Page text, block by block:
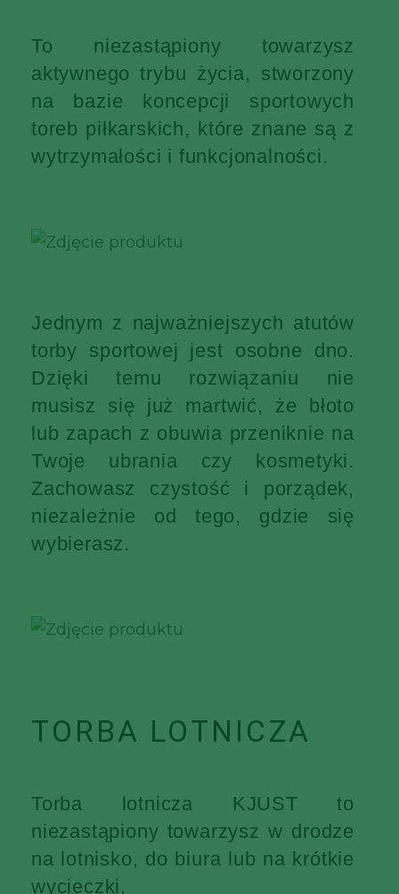
To niezastąpiony towarzysz
aktywnego trybu życia, stworzony
na bazie koncepcji sportowych
toreb piłkarskich, które znane są z
wytrzymałości i funkcjonalności.
Jednym z najważniejszych atutów
torby sportowej jest osobne dno.
Dzięki temu rozwiązaniu nie
musisz się już martwić, że błoto
lub zapach z obuwia przeniknie na
Twoje ubrania czy kosmetyki.
Zachowasz czystość i porządek,
niezależnie od tego, gdzie się
wybierasz.
TORBA LOTNICZA
Torba lotnicza KJUST to
niezastąpiony towarzysz w drodze
na lotnisko, do biura lub na krótkie
wycieczki.